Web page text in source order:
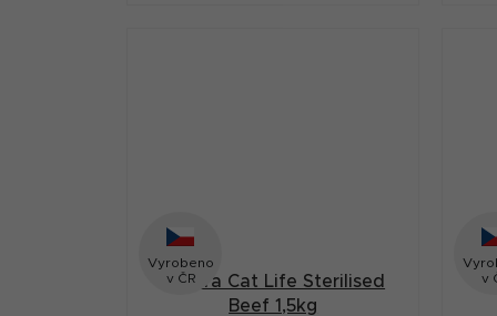
Vyrobeno
v ČR
Calibra Cat Life Sterilised
Beef 1,5kg
v